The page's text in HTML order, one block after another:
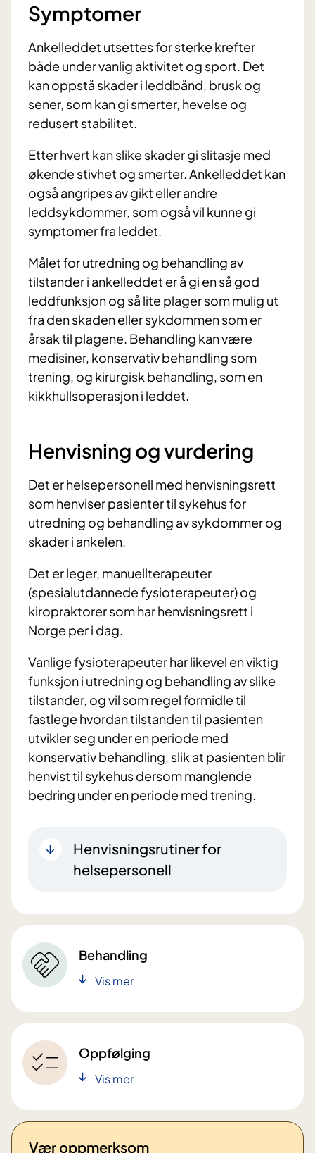
Symptomer
Ankelleddet utsettes for sterke krefter
både under vanlig aktivitet og sport. Det
kan oppstå skader i leddbånd, brusk og
sener, som kan gi smerter, hevelse og
redusert stabilitet.
Etter hvert kan slike skader gi slitasje med
økende stivhet og smerter. Ankelleddet kan
også angripes av gikt eller andre
leddsykdommer, som også vil kunne gi
symptomer fra leddet.
Målet for utredning og behandling av
tilstander i ankelleddet er å gi en så god
leddfunksjon og så lite plager som mulig ut
fra den skaden eller sykdommen som er
årsak til plagene. Behandling kan være
medisiner, konservativ behandling som
trening, og kirurgisk behandling, som en
kikkhullsoperasjon i leddet.
Henvisning og vurdering
Det er helsepersonell med henvisningsrett
som henviser pasienter til sykehus for
utredning og behandling av sykdommer og
skader i ankelen.
Det er leger, manuellterapeuter
(spesialutdannede fysioterapeuter) og
kiropraktorer som har henvisningsrett i
Norge per i dag.
Vanlige fysioterapeuter har likevel en viktig
funksjon i utredning og behandling av slike
tilstander, og vil som regel formidle til
fastlege hvordan tilstanden til pasienten
utvikler seg under en periode med
konservativ behandling, slik at pasienten blir
henvist til sykehus dersom manglende
bedring under en periode med trening.
Henvisningsrutiner for
helsepersonell
Behandling
Vis mer
Oppfølging
Vis mer
Vær oppmerksom